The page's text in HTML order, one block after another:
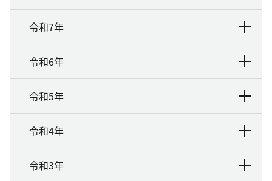
令和7年
令和6年
令和5年
令和4年
令和3年